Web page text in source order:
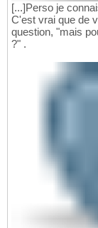
[...]Perso je
C'est vrai que de
question, "mais
?" .